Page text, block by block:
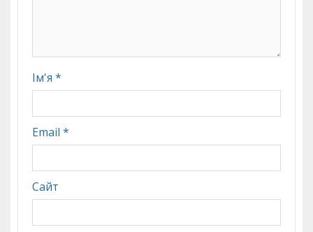
Ім'я *
Email *
Сайт